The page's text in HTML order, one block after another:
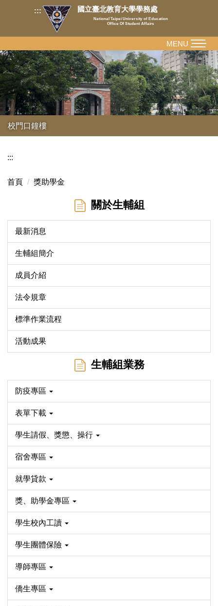
內
容
區
::: 國立臺北教育大學學務處
National Taipei University of Education
Office Of Student Affairs
校門口鐘樓
MENU
:::
首頁 獎助學金
關於生輔組
最新消息
生輔組簡介
成員介紹
法令規章
標準作業流程
活動成果
生輔組業務
防疫專區
表單下載
學生請假、獎懲、操行
宿舍專區
就學貸款
獎、助學金專區
學生校內工讀
學生團體保險
導師專區
僑生專區